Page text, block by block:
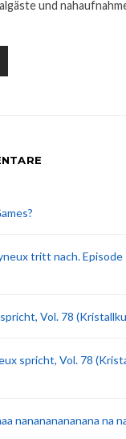
und
tritt nach. Episode
Vol. 78
spricht, Vol. 78
nanananananana na